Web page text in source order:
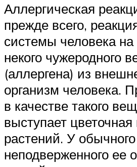
Аллергическая
прежде всего,
системы человека
некого чужеродного
(аллергена) из
организм человека.
в качестве такого
выступает
растений. У
неподверженного ее